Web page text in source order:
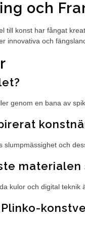
och
till konst har fångat
innovativa och
genom en bana av
slumpmässighet och
kulor och digital teknik